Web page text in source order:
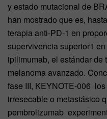
y estado mutacional de
han mostrado que es,
terapia anti-PD-1 en
supervivencia superior1
ipilimumab, el estándar de
melanoma avanzado.
fase III, KEYNOTE-006
irresecable o metastásico
pembrolizumab